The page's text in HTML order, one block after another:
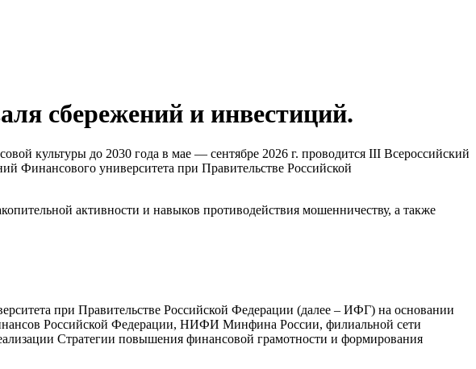
сбережений и инвестиций.
культуры до 2030 года в мае — сентябре 2026 г. проводится III Всероссийский
Финансового университета при Правительстве Российской
активности и навыков противодействия мошенничеству, а также
при Правительстве Российской Федерации (далее – ИФГ) на основании
Российской Федерации, НИФИ Минфина России, филиальной сети
Стратегии повышения финансовой грамотности и формирования